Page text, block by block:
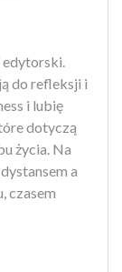
do refleksji i
i lubię
dotyczą
życia. Na
a
czasem